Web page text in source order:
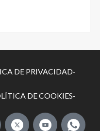
DE PRIVACIDAD-
DE COOKIES-